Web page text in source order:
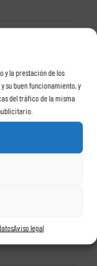
y la prestación de los
su buen funcionamiento, y
del tráfico de la misma
Aviso legal